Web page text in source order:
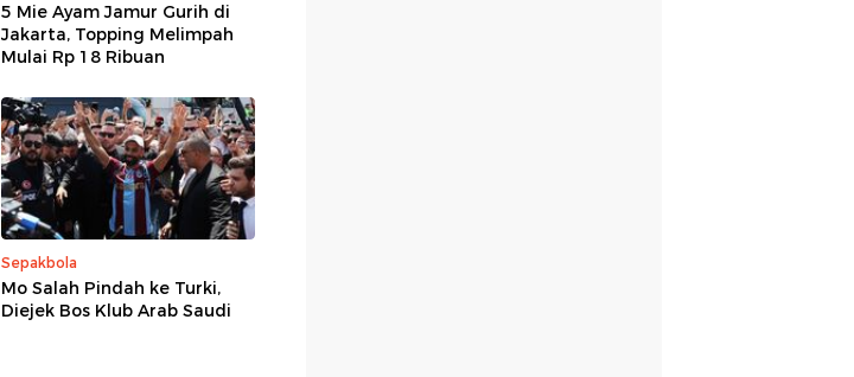
5 Mie Ayam Jamur Gurih di
Jakarta, Topping Melimpah
Mulai Rp 18 Ribuan
Sepakbola
Mo Salah Pindah ke Turki,
Diejek Bos Klub Arab Saudi